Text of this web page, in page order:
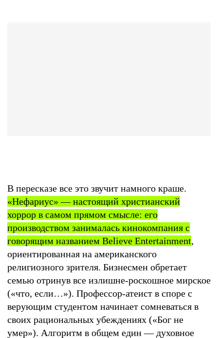
В пересказе все это звучит намного краше.
«Нефариус» — настоящий христианский
хоррор в самом прямом смысле: его
производством занималась кинокомпания с
говорящим названием Believe Entertainment,
ориентированная на американского
религиозного зрителя. Бизнесмен обретает
семью отринув все излишне-роскошное мирское
(«что, если…»). Профессор-атеист в споре с
верующим студентом начинает сомневаться в
своих рациональных убеждениях («Бог не
умер»). Алгоритм в общем един — духовное